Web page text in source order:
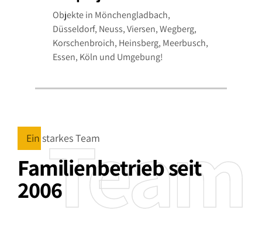
8
9
0
5
6
7
9
0
Objekte in Mönchengladbach,
Düsseldorf, Neuss, Viersen, Wegberg,
Korschenbroich, Heinsberg, Meerbusch,
Essen, Köln und Umgebung!
Ein starkes Team
Familienbetrieb seit
2006Team